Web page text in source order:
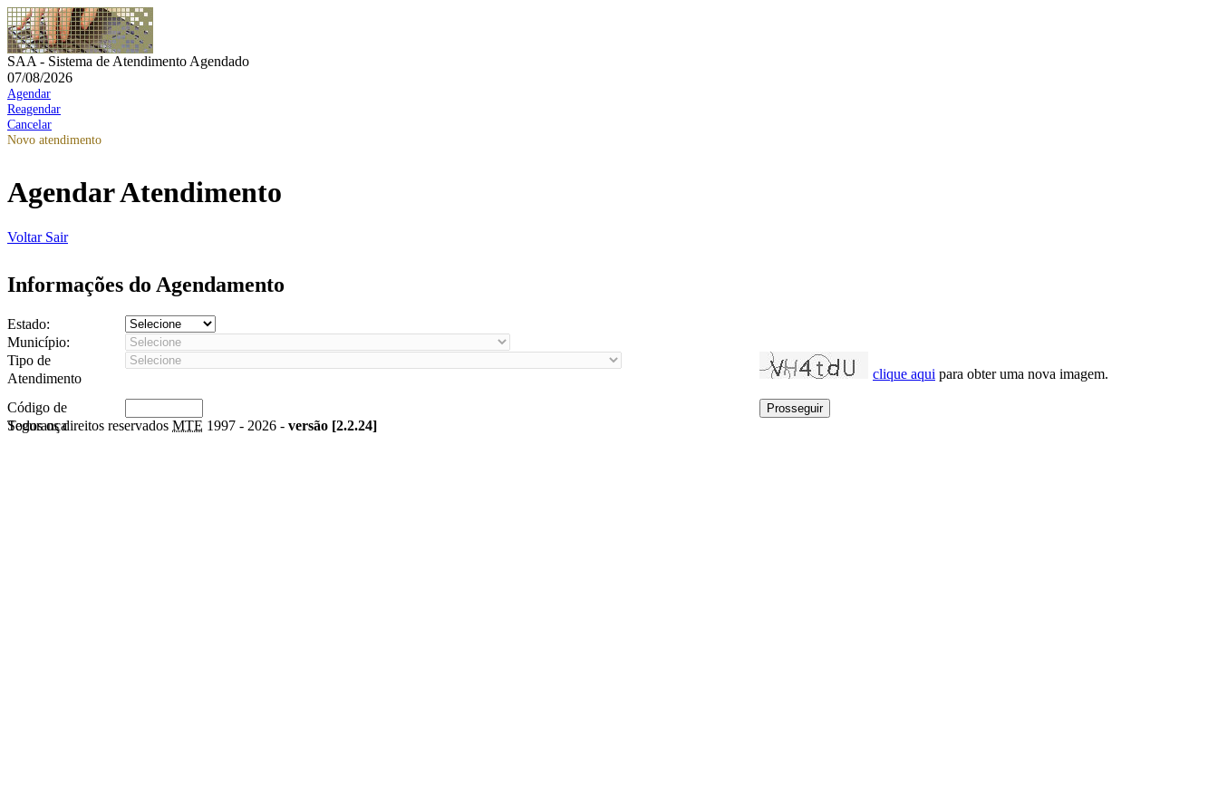
SAA - Sistema de Atendimento Agendado
07/08/2026
Agendar
Reagendar
Cancelar
Novo atendimento
Agendar Atendimento
Voltar Sair
Informações do Agendamento
Estado:
Município:
Tipo de
Atendimento
clique aqui para obter uma nova imagem.
Código de
Segurança
Todos os direitos reservados MTE 1997 - 2026 - versão [2.2.24]